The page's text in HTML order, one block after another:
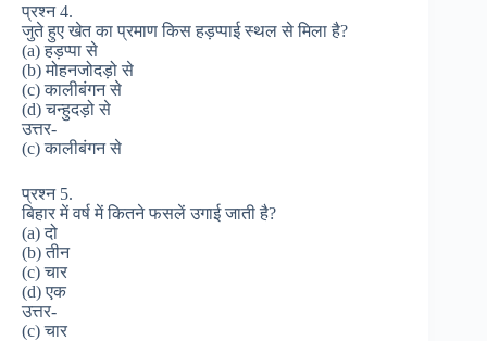
प्रश्न 4.
जुते हुए खेत का प्रमाण किस हड़प्पाई स्थल से मिला है?
(a) हड़प्पा से
(b) मोहनजोदड़ो से
(c) कालीबंगन से
(d) चन्हुदड़ो से
उत्तर-
(c) कालीबंगन से
प्रश्न 5.
बिहार में वर्ष में कितने फसलें उगाई जाती है?
(a) दो
(b) तीन
(c) चार
(d) एक
उत्तर-
(c) चार